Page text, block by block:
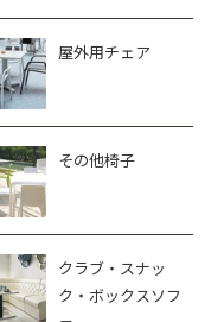
屋外用チェア
その他椅子
クラブ・スナッ
ク・ボックスソフ